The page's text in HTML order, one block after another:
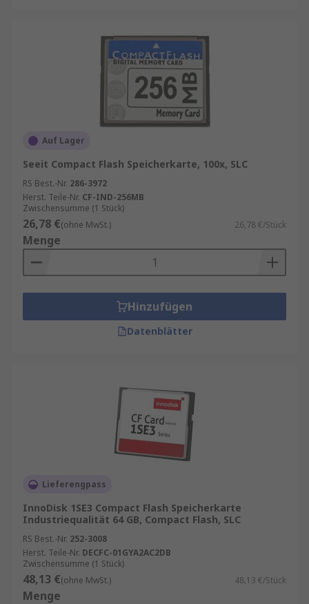
Auf Lager
Seeit Compact Flash Speicherkarte, 100x, SLC
RS Best.-Nr. 286-3972
Herst. Teile-Nr. CF-IND-256MB
Zwischensumme (1 Stück)
26,78 €(ohne MwSt.) 26,78 €/Stück
Menge
Hinzufügen
Datenblätter
Lieferengpass
InnoDisk 1SE3 Compact Flash Speicherkarte
Industriequalität 64 GB, Compact Flash, SLC
RS Best.-Nr. 252-3008
Herst. Teile-Nr. DECFC-01GYA2AC2DB
Zwischensumme (1 Stück)
48,13 €(ohne MwSt.) 48,13 €/Stück
Menge